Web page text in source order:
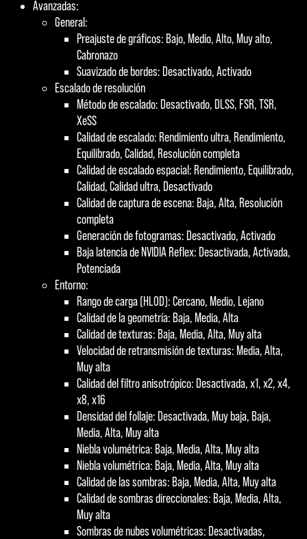
Avanzadas:
General:
Preajuste de gráficos: Bajo, Medio, Alto, Muy alto,
Cabronazo
Suavizado de bordes: Desactivado, Activado
Escalado de resolución
Método de escalado: Desactivado, DLSS, FSR, TSR,
XeSS
Calidad de escalado: Rendimiento ultra, Rendimiento,
Equilibrado, Calidad, Resolución completa
Calidad de escalado espacial: Rendimiento, Equilibrado,
Calidad, Calidad ultra, Desactivado
Calidad de captura de escena: Baja, Alta, Resolución
completa
Generación de fotogramas: Desactivado, Activado
Baja latencia de NVIDIA Reflex: Desactivada, Activada,
Potenciada
Entorno:
Rango de carga (HLOD): Cercano, Medio, Lejano
Calidad de la geometría: Baja, Media, Alta
Calidad de texturas: Baja, Media, Alta, Muy alta
Velocidad de retransmisión de texturas: Media, Alta,
Muy alta
Calidad del filtro anisotrópico: Desactivada, x1, x2, x4,
x8, x16
Densidad del follaje: Desactivada, Muy baja, Baja,
Media, Alta, Muy alta
Niebla volumétrica: Baja, Media, Alta, Muy alta
Niebla volumétrica: Baja, Media, Alta, Muy alta
Calidad de las sombras: Baja, Media, Alta, Muy alta
Calidad de sombras direccionales: Baja, Media, Alta,
Muy alta
Sombras de nubes volumétricas: Desactivadas,